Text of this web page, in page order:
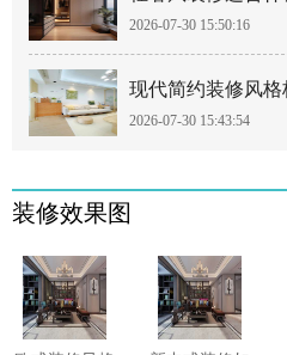
要点
2026-07-30 15:50:16
现代简约装修风
2026-07-30 15:43:54
装修效果图